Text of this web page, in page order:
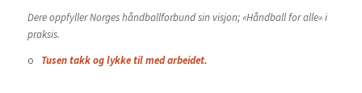
Dere oppfyller Norges håndballforbund sin visjon; «Håndball for alle» i
praksis.
o Tusen takk og lykke til med arbeidet.